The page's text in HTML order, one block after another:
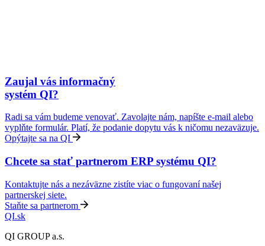
Zaujal vás informačný
systém QI?
Radi sa vám budeme venovať. Zavolajte nám, napíšte e-mail alebo
vyplňte formulár. Platí, že podanie dopytu vás k ničomu nezaväzuje.
Opýtajte sa na QI
Chcete sa stať partnerom ERP systému QI?
Kontaktujte nás a nezáväzne zistíte viac o fungovaní našej
partnerskej siete.
Staňte sa partnerom
QI.sk
QI GROUP a.s.